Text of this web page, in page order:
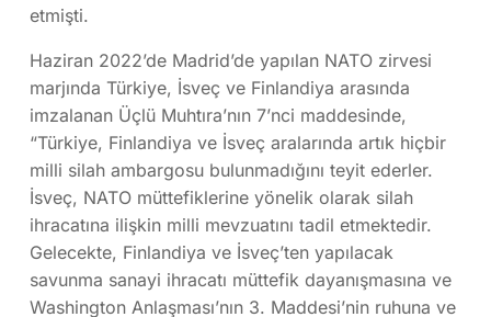
etmişti.
Haziran 2022’de Madrid’de yapılan NATO zirvesi
marjında Türkiye, İsveç ve Finlandiya arasında
imzalanan Üçlü Muhtıra’nın 7’nci maddesinde,
“Türkiye, Finlandiya ve İsveç aralarında artık hiçbir
milli silah ambargosu bulunmadığını teyit ederler.
İsveç, NATO müttefiklerine yönelik olarak silah
ihracatına ilişkin milli mevzuatını tadil etmektedir.
Gelecekte, Finlandiya ve İsveç’ten yapılacak
savunma sanayi ihracatı müttefik dayanışmasına ve
Washington Anlaşması’nın 3. Maddesi’nin ruhuna ve